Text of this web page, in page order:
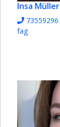
Insa Müller
73559296
fag